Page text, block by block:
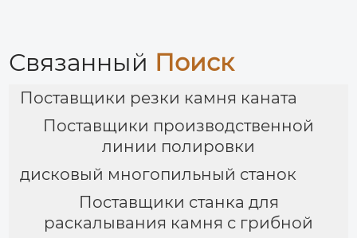
Связанный Поиск
Поставщики резки камня каната
Поставщики производственной
линии полировки
дисковый многопильный станок
Поставщики станка для
раскалывания камня с грибной